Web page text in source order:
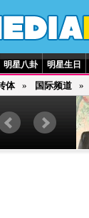
明星八卦 明星生日
体 国际频道